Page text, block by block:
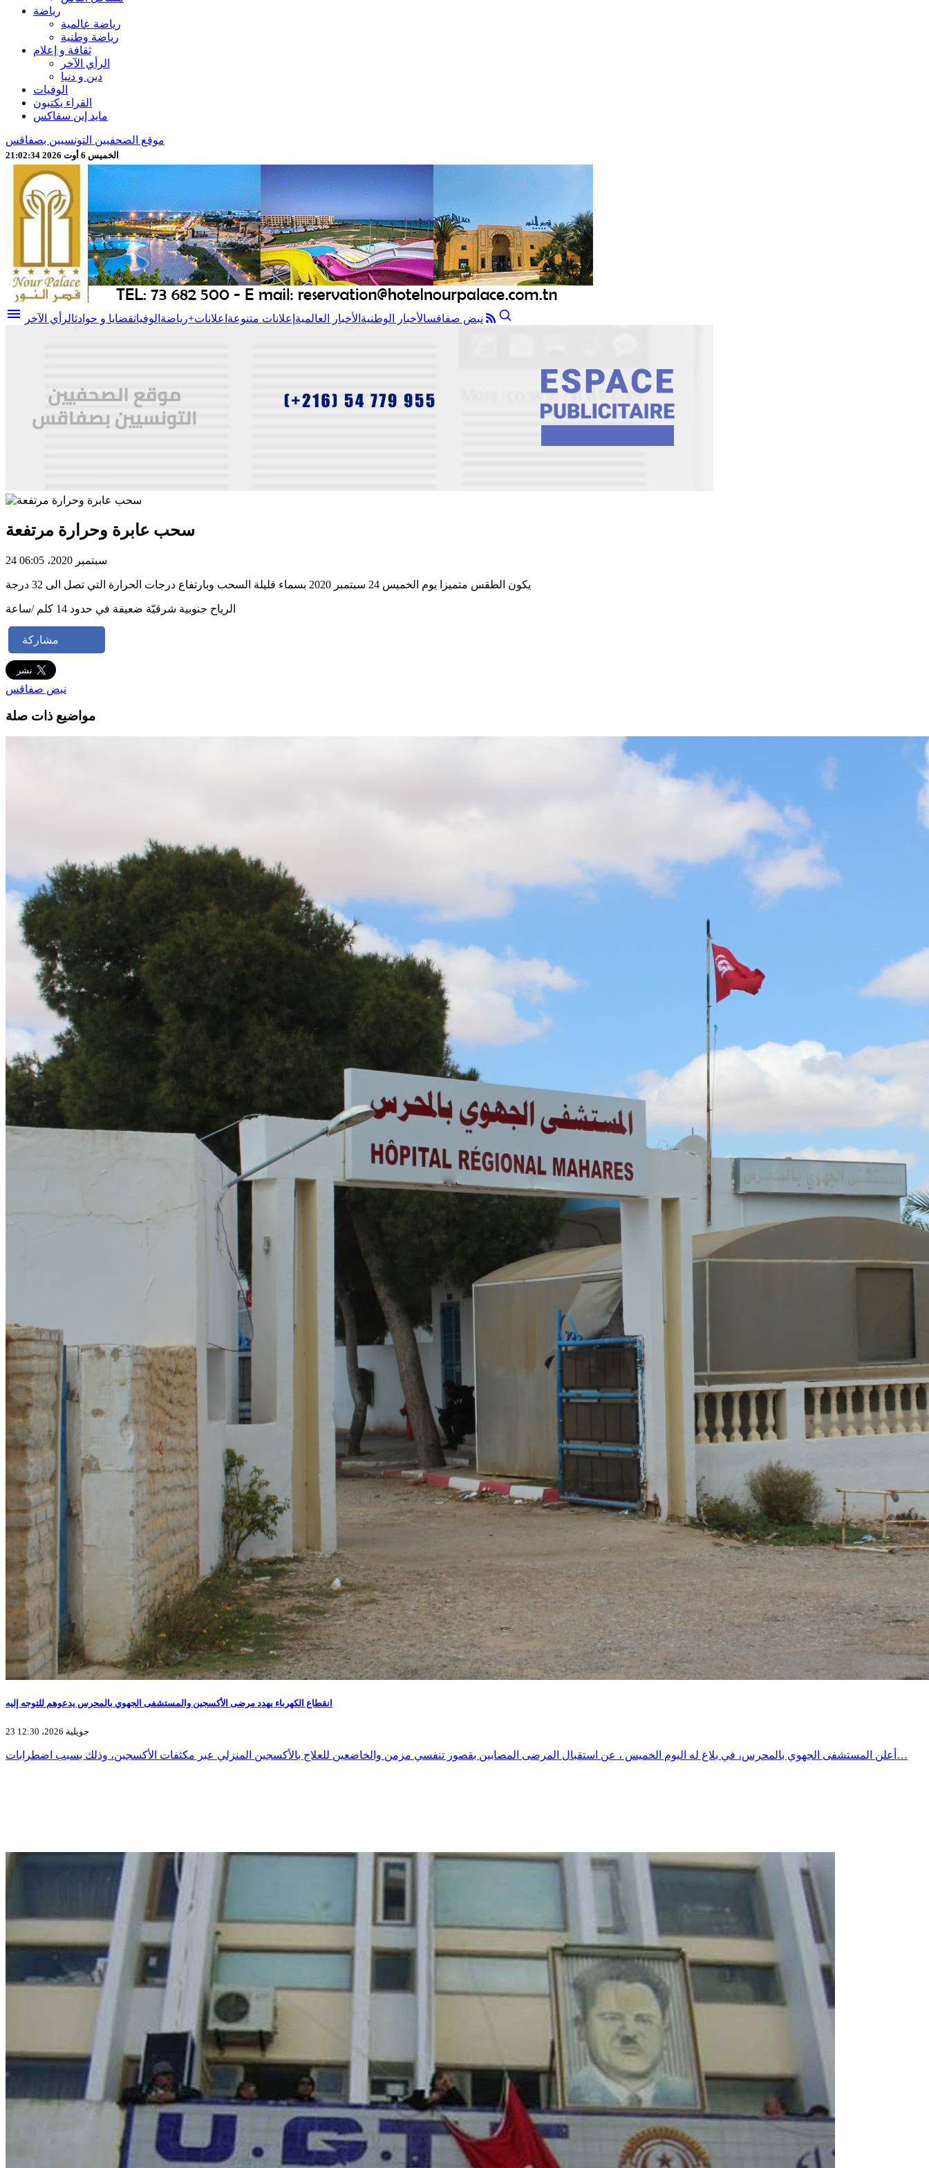
رياضة
رياضة عالمية
رياضة وطنية
ثقافة و إعلام
الرأي الآخر
دين و دنيا
الوفيات
القراء يكتبون
مايد إين سفاكس
موقع الصحفيين التونسيين بصفاقس
الخميس 6 أوت 2026 21:02:36
menu نبض صفاقسالأخبار الوطنية الأخبار العالمية إعلانات متنوعة اعلانات+رياضة الوفياتقضايا و حوادثالرأي الآخر
سحب عابرة وحرارة مرتفعة
24 سبتمبر 2020، 06:05
يكون الطقس متميزا يوم الخميس 24 سبتمبر 2020 بسماء قليلة السحب وبارتفاع درجات الحرارة التي تصل الى 32 درجة
الرياح جنوبية شرقيّة ضعيفة في حدود 14 كلم /ساعة
مشاركة
نبض صفاقس
مواضيع ذات صلة
انقطاع الكهرباء يهدد مرضى الأكسجين والمستشفى الجهوي بالمحرس يدعوهم للتوجه إليه
23 جويلية 2026، 12:30
أعلن المستشفى الجهوي بالمحرس، في بلاغ له اليوم الخميس ، عن استقبال المرضى المصابين بقصور تنفسي مزمن والخاضعين للعلاج بالأكسجين المنزلي عبر مكثفات الأكسجين، وذلك بسبب اضطرابات…